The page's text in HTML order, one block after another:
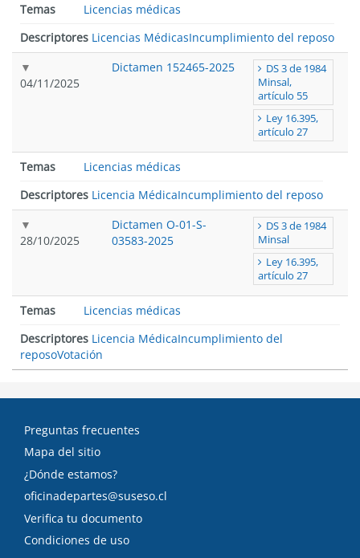
Temas
Licencias médicas
Descriptores Licencias MédicasIncumplimiento del reposo
04/11/2025
Dictamen 152465-2025
DS 3 de 1984
Minsal,
artículo 55
Ley 16.395,
artículo 27
Temas
Licencias médicas
Descriptores Licencia MédicaIncumplimiento del reposo
28/10/2025
Dictamen O-01-S-
03583-2025
DS 3 de 1984
Minsal
Ley 16.395,
artículo 27
Temas
Licencias médicas
Descriptores Licencia MédicaIncumplimiento del
reposoVotación
Preguntas frecuentes
Mapa del sitio
¿Dónde estamos?
oficinadepartes@suseso.cl
Verifica tu documento
Condiciones de uso